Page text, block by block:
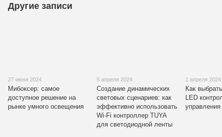
Другие записи
27 июня 2024
Мибоксер: самое
доступное решение на
рынке умного освещения
5 апреля 2024
Создание динамических
световых сценариев: как
эффективно использовать
Wi-Fi контроллер TUYA
для светодиодной ленты
1 апреля 2024
Как
LED